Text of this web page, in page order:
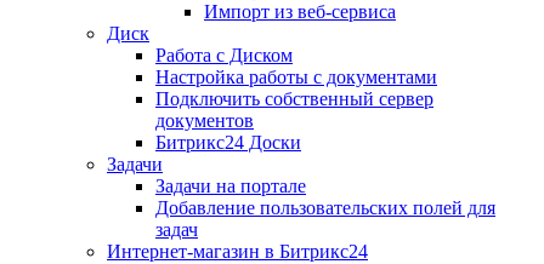
Импорт из веб-сервиса
Диск
Работа с Диском
Настройка работы с документами
Подключить собственный сервер
документов
Битрикс24 Доски
Задачи
Задачи на портале
Добавление пользовательских полей для
задач
Интернет-магазин в Битрикс24